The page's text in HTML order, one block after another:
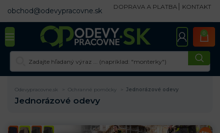
obchod@odevypracovne.sk DOPRAVA A PLATBA KONTAKT
0
Odevypracovne.sk Ochranné pomôcky Jednorázové odevy
Jednorázové odevy